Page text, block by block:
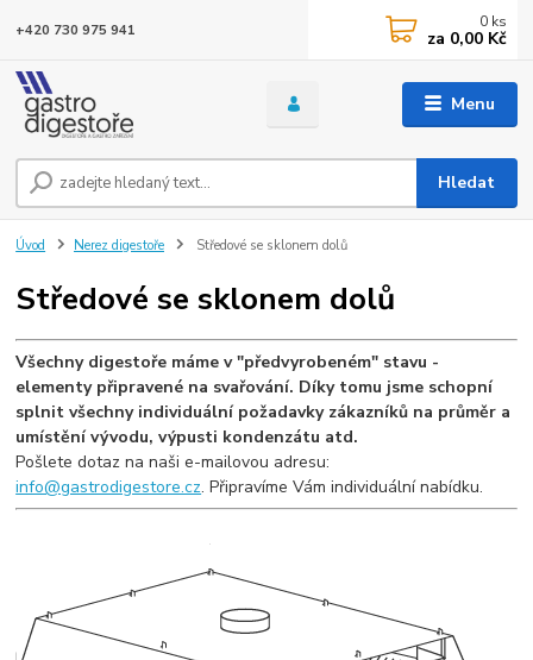
Menu
Hledat
+420 730 975 941 0 ks
za 0,00 Kč
Úvod Nerez digestoře Středové se sklonem dolů
Středové se sklonem dolů
Všechny digestoře máme v "předvyrobeném" stavu -
elementy připravené na svařování. Díky tomu jsme schopní
splnit všechny individuální požadavky zákazníků na průměr a
umístění vývodu, výpusti kondenzátu atd.
Pošlete dotaz na naši e-mailovou adresu:
info@gastrodigestore.cz. Připravíme Vám individuální nabídku.